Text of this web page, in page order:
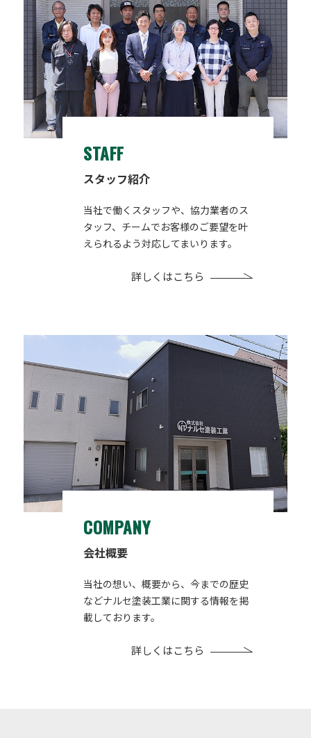
STAFF
スタッフ紹介
当社で働くスタッフや、協力業者のス
タッフ、チームでお客様のご要望を叶
えられるよう対応してまいります。
詳しくはこちら
COMPANY
会社概要
当社の想い、概要から、今までの歴史
などナルセ塗装工業に関する情報を掲
載しております。
詳しくはこちら